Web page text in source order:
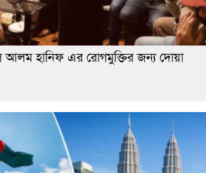
আলম হানিফ এর রোগমুক্তির জন্য দোয়া